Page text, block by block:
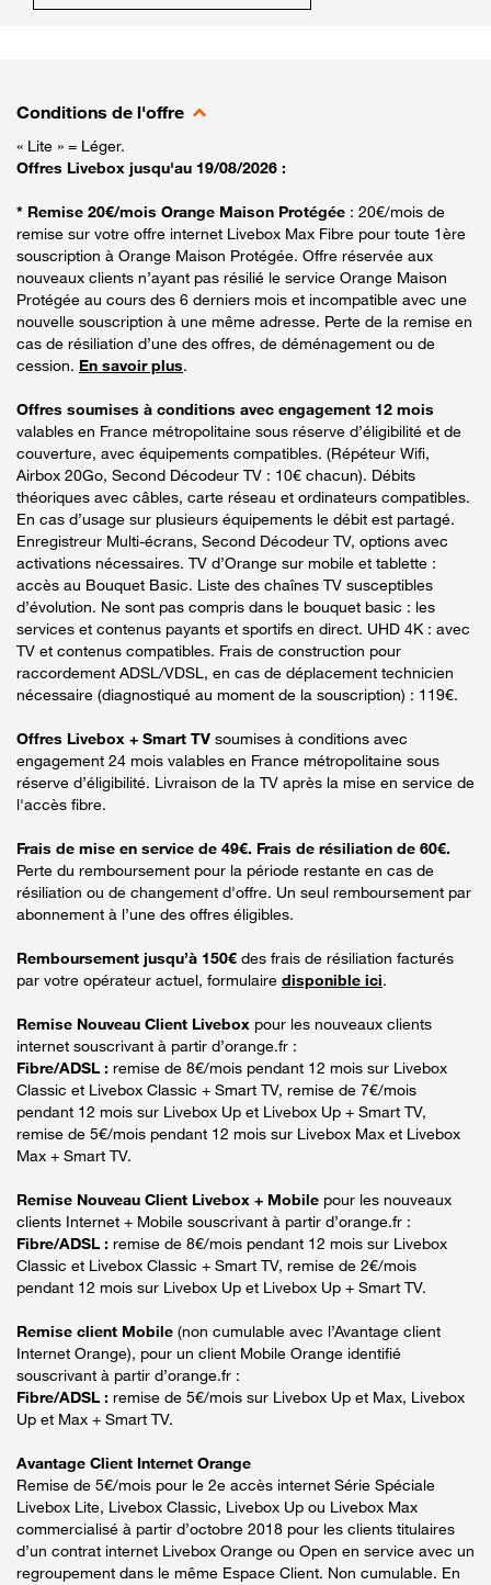
Conditions de l'offre
« Lite » = Léger.
Offres Livebox jusqu'au 19/08/2026 :
* Remise 20€/mois Orange Maison Protégée : 20€/mois de
remise sur votre offre internet Livebox Max Fibre pour toute 1ère
souscription à Orange Maison Protégée. Offre réservée aux
nouveaux clients n’ayant pas résilié le service Orange Maison
Protégée au cours des 6 derniers mois et incompatible avec une
nouvelle souscription à une même adresse. Perte de la remise en
cas de résiliation d’une des offres, de déménagement ou de
cession. En savoir plus.
Offres soumises à conditions avec engagement 12 mois
valables en France métropolitaine sous réserve d’éligibilité et de
couverture, avec équipements compatibles. (Répéteur Wifi,
Airbox 20Go, Second Décodeur TV : 10€ chacun). Débits
théoriques avec câbles, carte réseau et ordinateurs compatibles.
En cas d’usage sur plusieurs équipements le débit est partagé.
Enregistreur Multi-écrans, Second Décodeur TV, options avec
activations nécessaires. TV d’Orange sur mobile et tablette :
accès au Bouquet Basic. Liste des chaînes TV susceptibles
d’évolution. Ne sont pas compris dans le bouquet basic : les
services et contenus payants et sportifs en direct. UHD 4K : avec
TV et contenus compatibles. Frais de construction pour
raccordement ADSL/VDSL, en cas de déplacement technicien
nécessaire (diagnostiqué au moment de la souscription) : 119€.
Offres Livebox + Smart TV soumises à conditions avec
engagement 24 mois valables en France métropolitaine sous
réserve d’éligibilité. Livraison de la TV après la mise en service de
l'accès fibre.
Frais de mise en service de 49€. Frais de résiliation de 60€.
Perte du remboursement pour la période restante en cas de
résiliation ou de changement d'offre. Un seul remboursement par
abonnement à l’une des offres éligibles.
Remboursement jusqu’à 150€ des frais de résiliation facturés
par votre opérateur actuel, formulaire disponible ici.
Remise Nouveau Client Livebox pour les nouveaux clients
internet souscrivant à partir d’orange.fr :
Fibre/ADSL : remise de 8€/mois pendant 12 mois sur Livebox
Classic et Livebox Classic + Smart TV, remise de 7€/mois
pendant 12 mois sur Livebox Up et Livebox Up + Smart TV,
remise de 5€/mois pendant 12 mois sur Livebox Max et Livebox
Max + Smart TV.
Remise Nouveau Client Livebox + Mobile pour les nouveaux
clients Internet + Mobile souscrivant à partir d’orange.fr :
Fibre/ADSL : remise de 8€/mois pendant 12 mois sur Livebox
Classic et Livebox Classic + Smart TV, remise de 2€/mois
pendant 12 mois sur Livebox Up et Livebox Up + Smart TV.
Remise client Mobile (non cumulable avec l’Avantage client
Internet Orange), pour un client Mobile Orange identifié
souscrivant à partir d’orange.fr :
Fibre/ADSL : remise de 5€/mois sur Livebox Up et Max, Livebox
Up et Max + Smart TV.
Avantage Client Internet Orange
Remise de 5€/mois pour le 2e accès internet Série Spéciale
Livebox Lite, Livebox Classic, Livebox Up ou Livebox Max
commercialisé à partir d’octobre 2018 pour les clients titulaires
d’un contrat internet Livebox Orange ou Open en service avec un
regroupement dans le même Espace Client. Non cumulable. En